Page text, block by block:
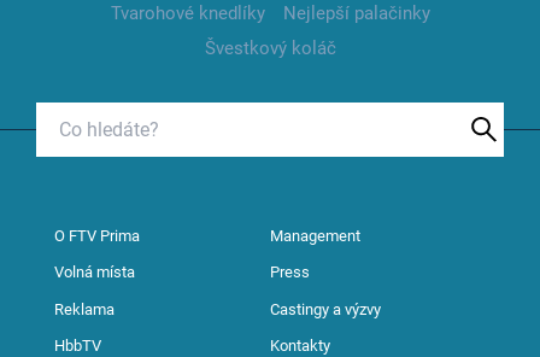
Tvarohové knedlíky
Nejlepší palačinky
Švestkový koláč
O FTV Prima Management
Volná místa Press
Reklama Castingy a výzvy
HbbTV Kontakty